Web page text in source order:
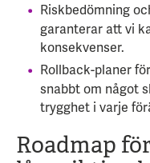
Riskbedömning
garanterar att vi
konsekvenser.
Rollback-planer
snabbt om något
trygghet i varje
Roadmap